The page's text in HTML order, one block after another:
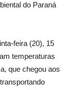
do Paraná
feira (20), 15
temperaturas
que chegou aos